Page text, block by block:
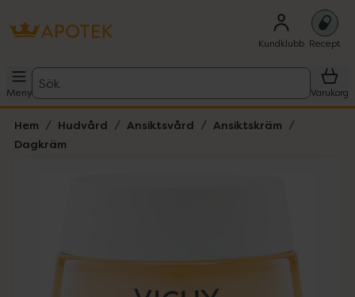
Kundklubb Recept
Meny
Sök
Varukorg
Hem Hudvård Ansiktsvård
Ansiktskräm
Dagkräm